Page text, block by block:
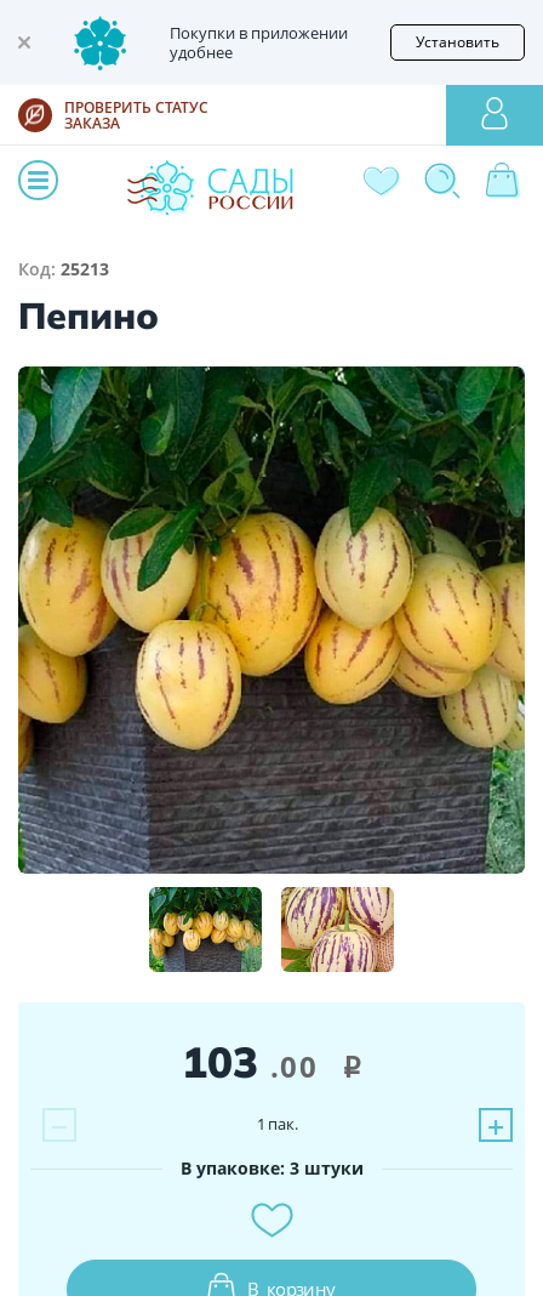
Покупки в приложении
удобнее
Установить
ПРОВЕРИТЬ СТАТУС
ЗАКАЗА
Код: 25213
Пепино
103 .00 i
− +
1 пак.
В упаковке: 3 штуки
В корзину